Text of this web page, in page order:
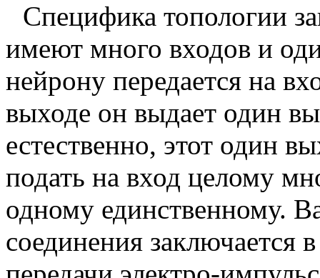
Специфика топологии
имеют много входов и
нейрону передается на
выходе он выдает один
естественно, этот один
подать на вход целому
одному единственному.
соединения заключается